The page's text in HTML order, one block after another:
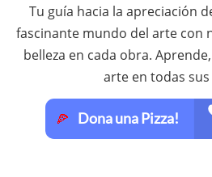
Tu guía hacia la apreciación
fascinante mundo del arte con
belleza en cada obra.
arte en todas